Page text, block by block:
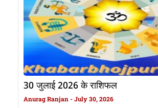
30 जुलाई 2026 के राशिफल
Anurag Ranjan July 30, 2026